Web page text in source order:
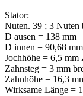
Stator:
Nuten. 39 ; 3 Nuten
D ausen = 138 mm
D innen = 90,68 mm
Jochhöhe = 6,5 mm
Zahnsteg = 3 mm
Zahnhöhe = 16,3
Wirksame Länge =